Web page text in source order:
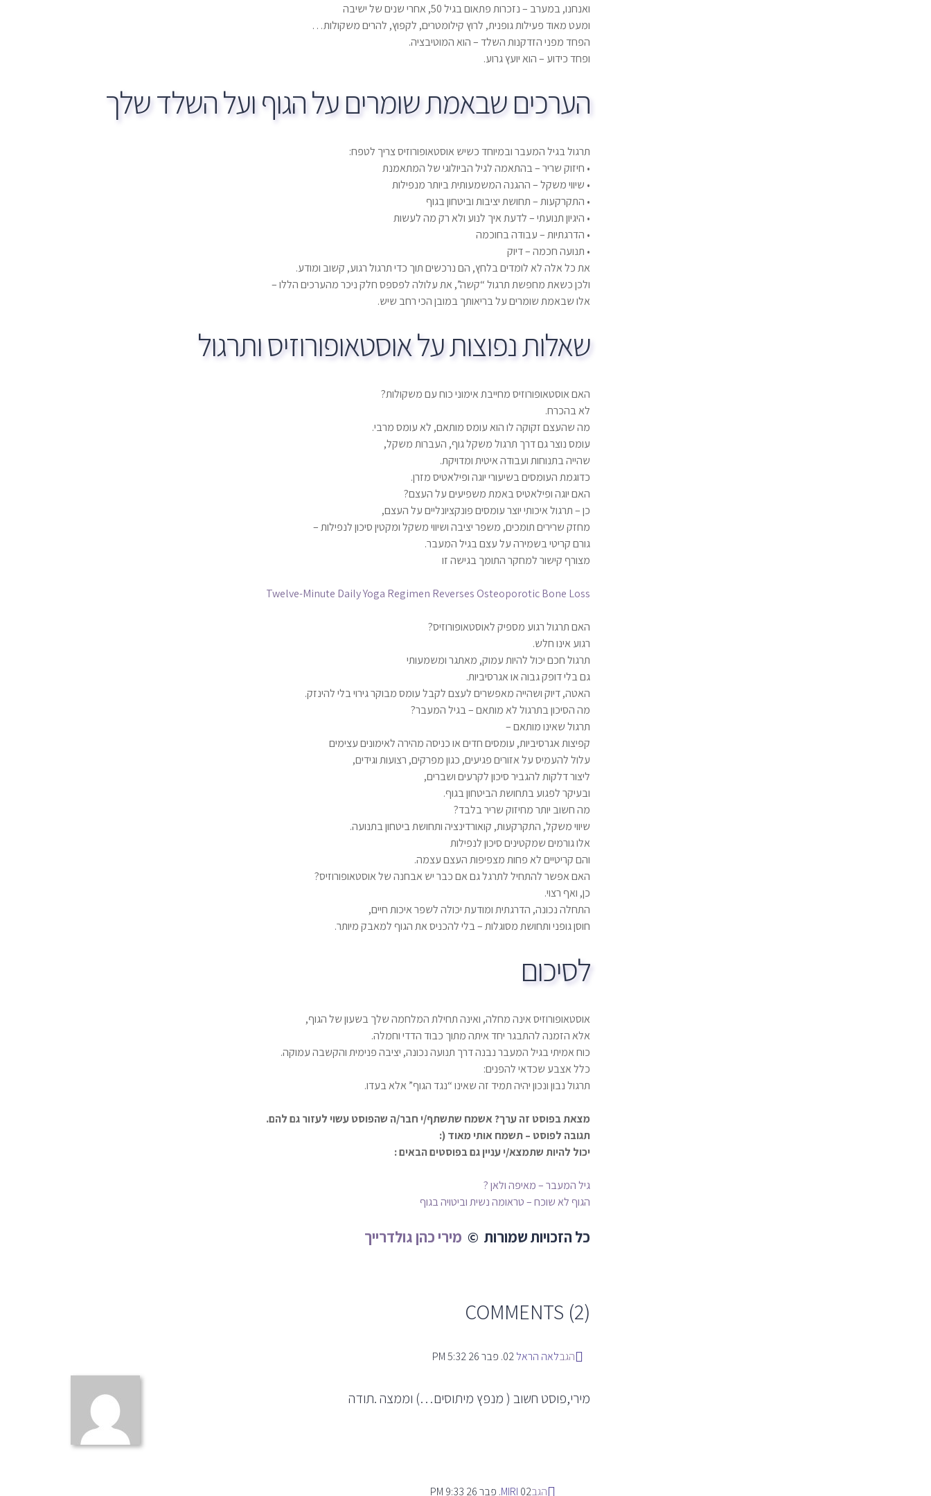
ואנחנו, במערב – נזכרות פתאום בגיל 50, אחרי שנים של ישיבה
ומעט מאוד פעילות גופנית, לרוץ קילומטרים, לקפוץ, להרים משקולות…
הפחד מפני הזדקנות השלד – הוא המוטיבציה.
ופחד כידוע – הוא יועץ גרוע.
הערכים שבאמת שומרים על הגוף ועל השלד שלך
תרגול בגיל המעבר ובמיוחד כשיש אוסטאופורוזיס צריך לטפח:
• חיזוק שריר – בהתאמה לגיל הביולוגי של המתאמנת
• שיווי משקל – ההגנה המשמעותית ביותר מנפילות
• התקרקעות – תחושת יציבות וביטחון בגוף
• היגיון תנועתי – לדעת איך לנוע ולא רק מה לעשות
• הדרגתיות – עבודה בחוכמה
• תנועה חכמה – דיוק
את כל אלה לא לומדים בלחץ, הם נרכשים תוך כדי תרגול רגוע, קשוב ומודע.
ולכן כשאת מחפשת תרגול “קשה”, את עלולה לפספס חלק ניכר מהערכים הללו –
אלו שבאמת שומרים על בריאותך במובן הכי רחב שיש.
שאלות נפוצות על אוסטאופורוזיס ותרגול
האם אוסטאופורוזיס מחייבת אימוני כוח עם משקולות?
לא בהכרח.
מה שהעצם זקוקה לו הוא עומס מותאם, לא עומס מרבי.
עומס נוצר גם דרך תרגול משקל גוף, העברות משקל,
שהייה בתנוחות ועבודה איטית ומדויקת.
כדוגמת העומסים בשיעורי יוגה ופילאטיס מזרן.
האם יוגה ופילאטיס באמת משפיעים על העצם?
כן – תרגול איכותי יוצר עומסים פונקציונליים על העצם,
מחזק שרירים תומכים, משפר יציבה ושיווי משקל ומקטין סיכון לנפילות –
גורם קריטי בשמירה על עצם בגיל המעבר.
מצורף קישור למחקר התומך בגישה זו
Twelve-Minute Daily Yoga Regimen Reverses Osteoporotic Bone Loss
האם תרגול רגוע מספיק לאוסטאופורוזיס?
רגוע אינו חלש.
תרגול חכם יכול להיות עמוק, מאתגר ומשמעותי
גם בלי דופק גבוה או אגרסיביות.
האטה, דיוק ושהייה מאפשרים לעצם לקבל עומס מבוקר גירוי בלי להינזק.
מה הסיכון בתרגול לא מותאם – בגיל המעבר?
תרגול שאינו מותאם –
קפיצות אגרסיביות, עומסים חדים או כניסה מהירה לאימונים עצימים
עלול להעמיס על אזורים פגיעים, כגון מפרקים, רצועות וגידים,
ליצור דלקות להגביר סיכון לקרעים ושברים,
ובעיקר לפגוע בתחושת הביטחון בגוף.
מה חשוב יותר מחיזוק שריר בלבד?
שיווי משקל, התקרקעות, קואורדינציה ותחושת ביטחון בתנועה.
אלו גורמים שמקטינים סיכון לנפילות
והם קריטיים לא פחות מצפיפות העצם עצמה.
האם אפשר להתחיל לתרגל גם אם כבר יש אבחנה של אוסטאופורוזיס?
כן, ואף רצוי.
התחלה נכונה, הדרגתית ומודעת יכולה לשפר איכות חיים,
חוסן גופני ותחושת מסוגלות – בלי להכניס את הגוף למאבק מיותר.
לסיכום
אוסטאופורוזיס אינה מחלה, ואינה תחילת המלחמה שלך בשעון של הגוף,
אלא הזמנה להתבגר יחד איתה מתוך כבוד הדדי וחמלה.
כוח אמיתי בגיל המעבר נבנה דרך תנועה נכונה, יציבה פנימית והקשבה עמוקה.
כלל אצבע שכדאי להפנים:
תרגול נבון ונכון יהיה תמיד זה שאינו “נגד הגוף” אלא בעדו.
מצאת בפוסט זה ערך? אשמח שתשתף/י חבר/ה שהפוסט עשוי לעזור גם להם.
תגובה לפוסט – תשמח אותי מאוד (:
יכול להיות שתמצא/י עניין גם בפוסטים הבאים :
גיל המעבר – מאיפה ולאן ?
הגוף לא שוכח – טראומה נשית וביטויה בגוף
כל הזכויות שמורות © מירי כהן גולדרייך
COMMENTS (2)
לאה הראל02. פבר 26 5:32 PM הגב
מירי,פוסט חשוב ( מנפץ מיתוסים…) וממצה .תודה
MIRI 02. פבר 26 9:33 PM הגב